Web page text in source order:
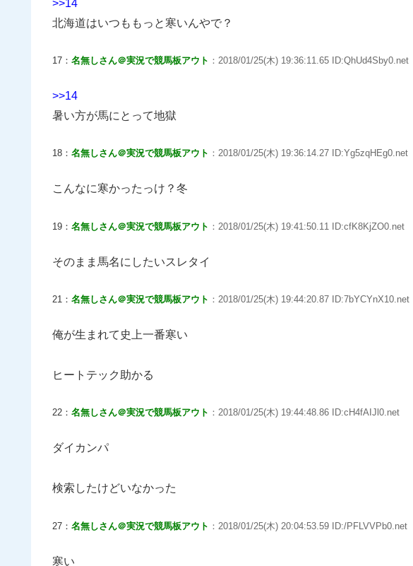
>>14
北海道はいつももっと寒いんやで？
17： 名無しさん＠実況で競馬板アウト ：2018/01/25(木) 19:36:11.65 ID:QhUd4Sby0.net
>>14
暑い方が馬にとって地獄
18： 名無しさん＠実況で競馬板アウト ：2018/01/25(木) 19:36:14.27 ID:Yg5zqHEg0.net
こんなに寒かったっけ？冬
19： 名無しさん＠実況で競馬板アウト ：2018/01/25(木) 19:41:50.11 ID:cfK8KjZO0.net
そのまま馬名にしたいスレタイ
21： 名無しさん＠実況で競馬板アウト ：2018/01/25(木) 19:44:20.87 ID:7bYCYnX10.net
俺が生まれて史上一番寒い
ヒートテック助かる
22： 名無しさん＠実況で競馬板アウト ：2018/01/25(木) 19:44:48.86 ID:cH4fAIJl0.net
ダイカンパ
検索したけどいなかった
27： 名無しさん＠実況で競馬板アウト ：2018/01/25(木) 20:04:53.59 ID:/PFLVVPb0.net
寒い